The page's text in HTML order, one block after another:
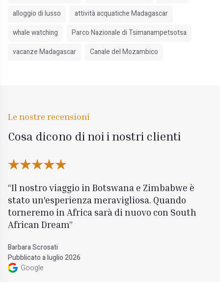
alloggio di lusso
attività acquatiche Madagascar
whale watching
Parco Nazionale di Tsimanampetsotsa
vacanze Madagascar
Canale del Mozambico
Le nostre recensioni
Cosa dicono di noi i nostri clienti
Il nostro viaggio in Botswana e Zimbabwe è
stato un'esperienza meravigliosa. Quando
torneremo in Africa sarà di nuovo con South
African Dream
Barbara Scrosati
Pubblicato a luglio 2026
Google